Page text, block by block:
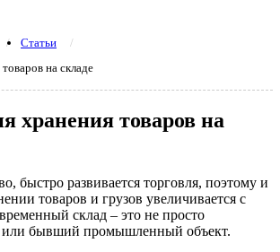
/ Статьи
/
на складе
хранения товаров на
быстро развивается торговля, поэтому и
товаров и грузов увеличивается с
склад – это не просто
или бывший промышленный объект.